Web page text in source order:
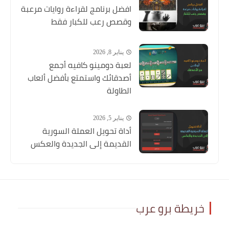
افضل برنامج لقراءة روايات مرعبة
وقصص رعب للكبار فقط
يناير 8, 2026
لعبة دومينو كافيه أجمع
أصدقائك واستمتع بأفضل ألعاب
الطاولة
يناير 5, 2026
أداة تحويل العملة السورية
القديمة إلى الجديدة والعكس
خريطة برو عرب